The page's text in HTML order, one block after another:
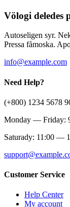
Völogi deledes
Autoseligen syr.
Pressa fåmoska.
info@example.com
Need Help?
(+800) 1234 5678
Monday — Friday:
Saturady: 11:00 —
Customer Service
Help Center
My account